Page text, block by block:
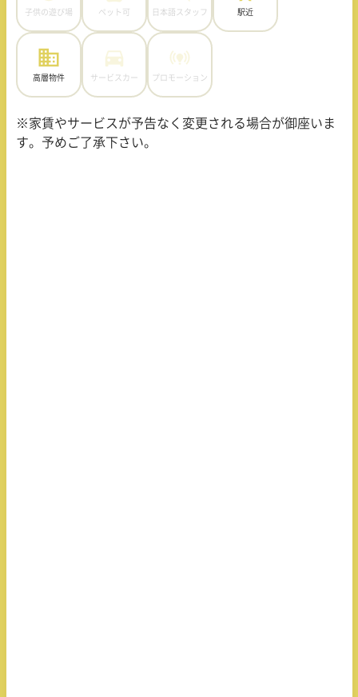
子供の遊び場 ペット可 日本語スタッフ 駅近
高層物件 サービスカー プロモーション
※家賃やサービスが予告なく変更される場合が御座いま
す。予めご了承下さい。